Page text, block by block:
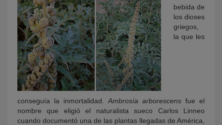
bebida de
los dioses
griegos,
la que les
conseguía la inmortalidad. Ambrosía arborescens fue el
nombre que eligió el naturalista sueco Carlos Linneo
cuando documentó una de las plantas llegadas de América,